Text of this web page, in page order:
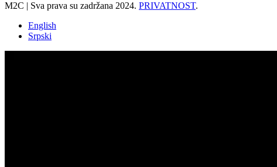
M2C | Sva prava su zadržana 2024. PRIVATNOST.
English
Srpski